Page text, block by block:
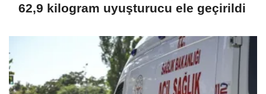
62,9 kilogram uyuşturucu ele geçirildi